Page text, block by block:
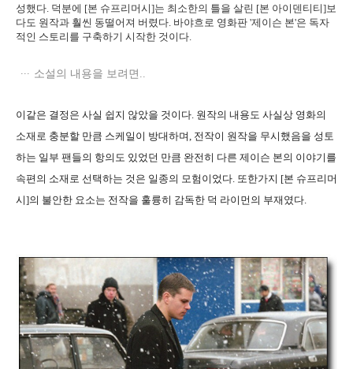
성했다. 덕분에 [본 슈프리머시]는 최소한의 틀을 살린 [본 아이덴티티]보
다도 원작과 훨씬 동떨어져 버렸다. 바야흐로 영화판 '제이슨 본'은 독자
적인 스토리를 구축하기 시작한 것이다.
소설의 내용을 보려면..
이같은 결정은 사실 쉽지 않았을 것이다. 원작의 내용도 사실상 영화의
소재로 충분할 만큼 스케일이 방대하며, 전작이 원작을 무시했음을 성토
하는 일부 팬들의 항의도 있었던 만큼 완전히 다른 제이슨 본의 이야기를
속편의 소재로 선택하는 것은 일종의 모험이었다. 또한가지 [본 슈프리머
시]의 불안한 요소는 전작을 훌륭히 감독한 덕 라이먼의 부재였다.